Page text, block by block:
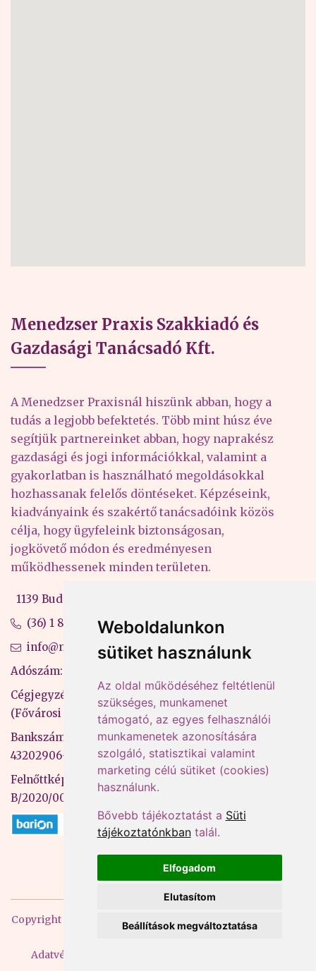
Weboldalunkon
sütiket használunk
Az oldal működéséhez feltétlenül
szükséges, munkamenet
támogató, az egyes felhasználói
munkamenetek azonosítására
szolgáló, statisztikai valamint
marketing célú sütiket (cookies)
használunk.
Bővebb tájékoztatást a Süti
tájékoztatónkbantalál.
Elfogadom
Elutasítom
Beállítások megváltoztatása
Menedzser Praxis Szakkiadó és
Gazdasági Tanácsadó Kft.
A Menedzser Praxisnál hiszünk abban, hogy a
tudás a legjobb befektetés. Több mint húsz éve
segítjük partnereinket abban, hogy naprakész
gazdasági és jogi információkkal, valamint a
gyakorlatban is használható megoldásokkal
hozhassanak felelős döntéseket. Képzéseink,
kiadványaink és szakértő tanácsadóink közös
célja, hogy ügyfeleink biztonságosan,
jogkövető módon és eredményesen
működhessenek minden területen.
1139 Budapest, Váci út 99-105. 4. em.
(36) 1 880 76 00
info@mprx.hu
Adószám: 13598145-2-41
Cégjegyzékszám: 01-09-883770
(Fővárosi Bíróság)
Bankszámlaszám: CIB Bank, 10700581-
43202906-51100005
Felnőttképzési nyilvántartási szám:
B/2020/000053
Copyright 2026 Mprx. Minden jog fenntartva
Adatvédelem